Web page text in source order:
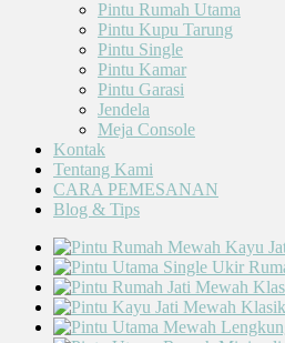
Pintu Rumah Utama
Pintu Kupu Tarung
Pintu Single
Pintu Kamar
Pintu Garasi
Jendela
Meja Console
Kontak
Tentang Kami
CARA PEMESANAN
Blog & Tips